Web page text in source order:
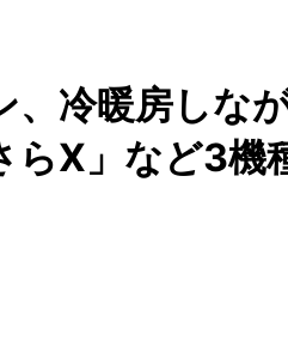
、冷暖房しな
らX」など3機